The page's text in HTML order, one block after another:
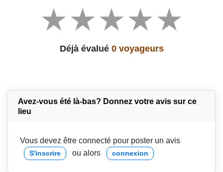
Déjà évalué 0 voyageurs
Avez-vous été là-bas? Donnez votre avis sur ce
lieu
Vous devez être connecté pour poster un avis
S'inscrire ou alors connexion